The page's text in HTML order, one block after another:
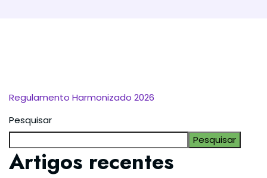
Regulamento Harmonizado 2026
Pesquisar
Pesquisar
Artigos recentes